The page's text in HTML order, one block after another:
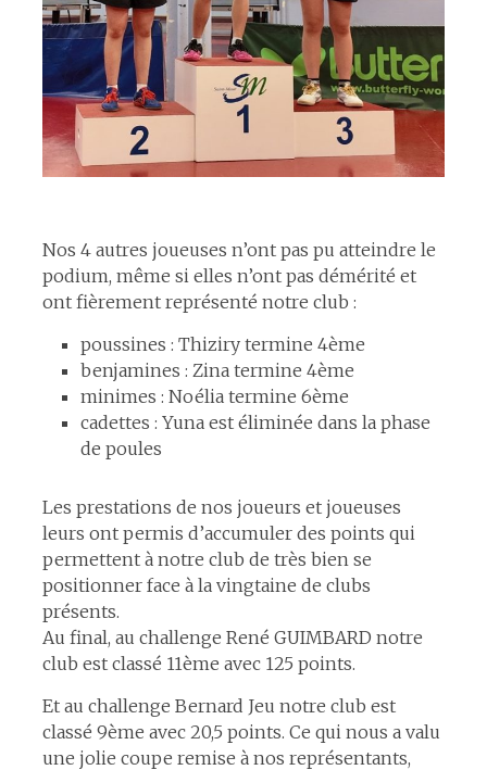
Nos 4 autres joueuses n’ont pas pu atteindre le
podium, même si elles n’ont pas démérité et
ont fièrement représenté notre club :
poussines : Thiziry termine 4ème
benjamines : Zina termine 4ème
minimes : Noélia termine 6ème
cadettes : Yuna est éliminée dans la phase
de poules
Les prestations de nos joueurs et joueuses
leurs ont permis d’accumuler des points qui
permettent à notre club de très bien se
positionner face à la vingtaine de clubs
présents.
Au final, au challenge René GUIMBARD notre
club est classé 11ème avec 125 points.
Et au challenge Bernard Jeu notre club est
classé 9ème avec 20,5 points. Ce qui nous a valu
une jolie coupe remise à nos représentants,